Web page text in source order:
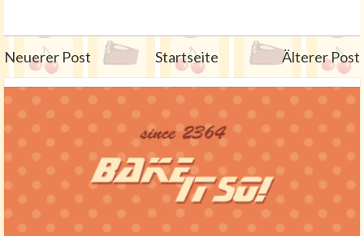
Neuerer Post Startseite Älterer Post